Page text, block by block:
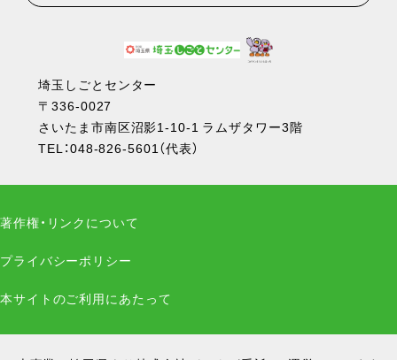
埼玉しごとセンター
〒336-0027
さいたま市南区沼影1-10-1 ラムザタワー3階
TEL：048-826-5601（代表）
著作権・リンクについて
プライバシーポリシー
本サイトのご利用にあたって